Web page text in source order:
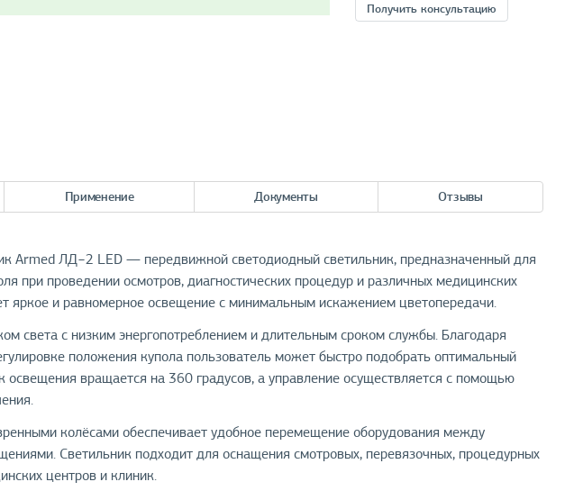
Получить консультацию
Применение Документы Отзывы
Armed ЛД−2 LED — передвижной светодиодный светильник, предназначенный для
при проведении осмотров, диагностических процедур и различных медицинских
яркое и равномерное освещение с минимальным искажением цветопередачи.
света с низким энергопотреблением и длительным сроком службы. Благодаря
положения купола пользователь может быстро подобрать оптимальный
освещения вращается на 360 градусов, а управление осуществляется с помощью
колёсами обеспечивает удобное перемещение оборудования между
Светильник подходит для оснащения смотровых, перевязочных, процедурных
центров и клиник.